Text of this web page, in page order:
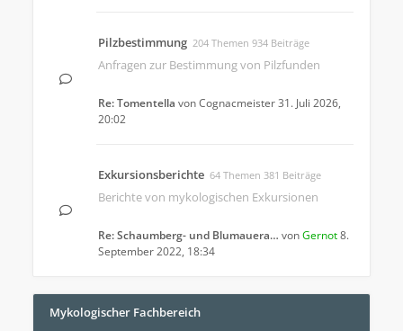
Pilzbestimmung 204 Themen 934 Beiträge
Anfragen zur Bestimmung von Pilzfunden
Re: Tomentella vonCognacmeister31. Juli 2026,
20:02
Exkursionsberichte 64 Themen 381 Beiträge
Berichte von mykologischen Exkursionen
Re: Schaumberg- und Blumauera… vonGernot8.
September 2022, 18:34
Mykologischer Fachbereich